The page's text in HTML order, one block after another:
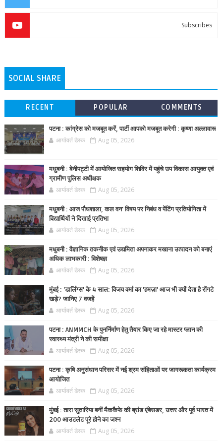
Subscribes
SOCIAL SHARE
RECENT POPULAR COMMENTS
पटना : कांग्रेस को मजबूत करें, पार्टी आपको मजबूत करेगी : कृष्णा अल्लावारू
आर्यावर्त डेस्क Aug 05, 2026
मधुबनी : बेनीपट्टी में आयोजित सहयोग शिविर में पहुंचे उप विकास आयुक्त एवं
ग्रामीण पुलिस अधीक्षक
आर्यावर्त डेस्क Aug 05, 2026
मधुबनी : आज पौधशाला, कल वन' विषय पर निबंध व पेंटिंग प्रतियोगिता में
विद्यार्थियों ने दिखाई प्रतिभा
आर्यावर्त डेस्क Aug 05, 2026
मधुबनी : वैज्ञानिक तकनीक एवं उद्यमिता अपनाकर मखाना उत्पादन को बनाएं
अधिक लाभकारी : विशेषज्ञ
आर्यावर्त डेस्क Aug 05, 2026
मुंबई : 'डार्लिंग्स' के 4 साल: विजय वर्मा का 'हमज़ा' आज भी क्यों देता है रोंगटे
खड़े? जानिए 7 वजहें
आर्यावर्त डेस्क Aug 05, 2026
पटना : ANMMCH के पुनर्निर्माण हेतु तैयार किए जा रहे मास्टर प्लान की
स्वास्थ्य मंत्री ने की समीक्षा
आर्यावर्त डेस्क Aug 05, 2026
पटना : कृषि अनुसंधान परिसर में नई श्रम संहिताओं पर जागरूकता कार्यक्रम
आयोजित
आर्यावर्त डेस्क Aug 05, 2026
मुंबई : तारा सुतारिया बनीं मैककैफे की ब्रांड एंबेसडर, उत्तर और पूर्व भारत में
200 आउटलेट पूरे होने का जश्न
आर्यावर्त डेस्क Aug 05, 2026